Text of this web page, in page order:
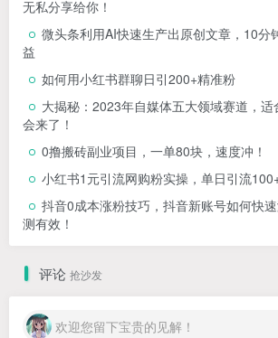
无私分享给你！
微头条利用AI快速生产出原创文章，10分
益
如何用小红书群聊日引200+精准粉
大揭秘：2023年自媒体五大领域赛道，
会来了！
0撸搬砖副业项目，一单80块，速度冲！
小红书1元引流网购粉实操，单日引流
抖音0成本涨粉技巧，抖音新账号如何快
测有效！
评论 抢沙发
欢迎您留下宝贵的见解！